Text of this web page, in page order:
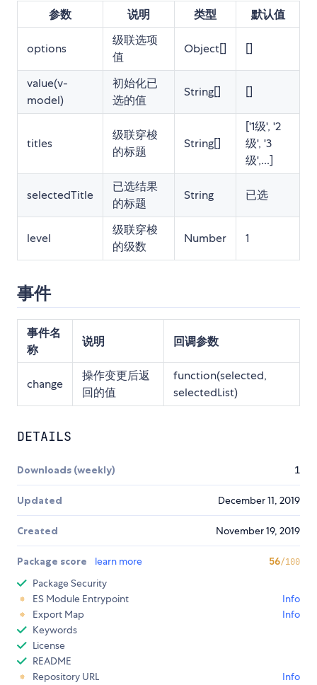
参数 说明 类型 默认值
options
级联选项
值
Object[] []
value(v-
model)
初始化已
选的值
String[] []
titles
级联穿梭
的标题
String[]
['1级', '2
级', '3
级',...]
selectedTitle
已选结果
的标题
String 已选
level
级联穿梭
的级数
Number 1
事件
事件名
称
说明 回调参数
change
操作变更后返
回的值
function(selected,
selectedList)
DETAILS
Downloads (weekly) 1
Updated December 11, 2019
Created November 19, 2019
Package score learn more 56/100
Package Security
ES Module Entrypoint
Info
Export Map
Info
Keywords
License
README
Repository URL
Info